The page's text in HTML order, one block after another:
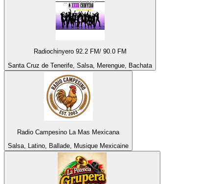
Radiochinyero 92.2 FM/ 90.0 FM
Santa Cruz de Tenerife, Salsa, Merengue, Bachata
Radio Campesino La Mas Mexicana
Salsa, Latino, Ballade, Musique Mexicaine